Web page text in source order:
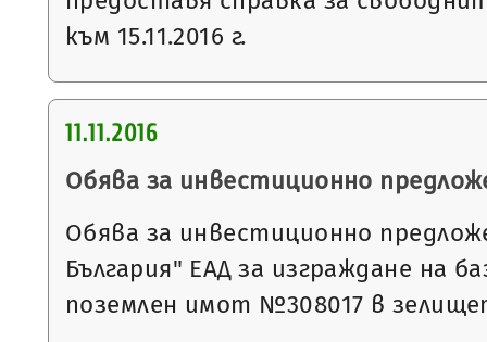
към 15.11.2016 г.
11.11.2016
Обява за инвестиционно
Обява за инвестиционно
България" ЕАД за изграждане на
поземлен имот №308017 в